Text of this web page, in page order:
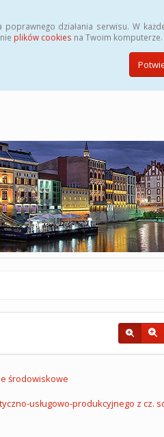
działania serwisu. W
plików cookies na Twoim komputerze.
środowiskowe
usługowo-produkcyjnego z cz.